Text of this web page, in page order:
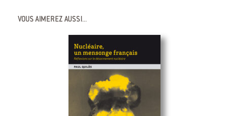
VOUS AIMEREZ AUSSI...